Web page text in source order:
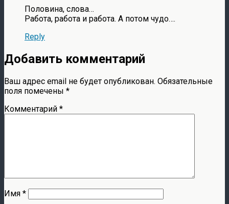
Половина, слова…
Работа, работа и работа. А потом чудо….
Reply
Добавить комментарий
Ваш адрес email не будет опубликован. Обязательные
поля помечены *
Комментарий *
Имя *